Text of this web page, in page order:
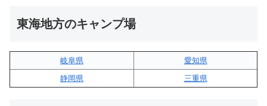
東海地方のキャンプ場
岐阜県
愛知県
静岡県
三重県